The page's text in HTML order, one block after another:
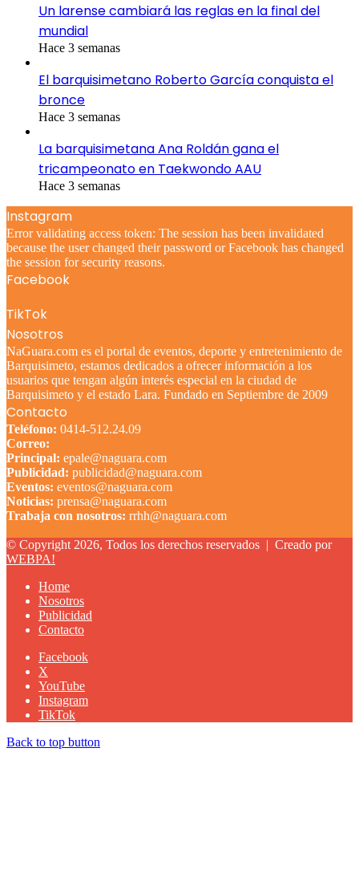
Un larense cambiará las reglas en la final del
mundial
Hace 3 semanas
El barquisimetano Roberto García conquista el
bronce
Hace 3 semanas
La barquisimetana Ana Roldán gana el
tricampeonato en Taekwondo AAU
Hace 3 semanas
Instagram
Error validating access token: The session has been invalidated
because the user changed their password or Facebook has changed
the session for security reasons.
Facebook
TikTok
Nosotros
NaGuara.com es el portal de eventos, deporte y entretenimiento de
Barquisimeto, estamos dedicados a ofrecer información a los
usuarios que tengan algún interés especial en la ciudad de
Barquisimeto y el estado Lara. Fundado en Septiembre de 2009
Contacto
Teléfono: 0414-512.24.09
Correo:
Principal: epale@naguara.com
Publicidad: publicidad@naguara.com
Eventos: eventos@naguara.com
Noticias: prensa@naguara.com
Trabaja con nosotros: rrhh@naguara.com
© Copyright 2026, Todos los derechos reservados | Creado por
WEBPA!
Home
Nosotros
Publicidad
Contacto
Facebook
X
YouTube
Instagram
TikTok
Back to top button